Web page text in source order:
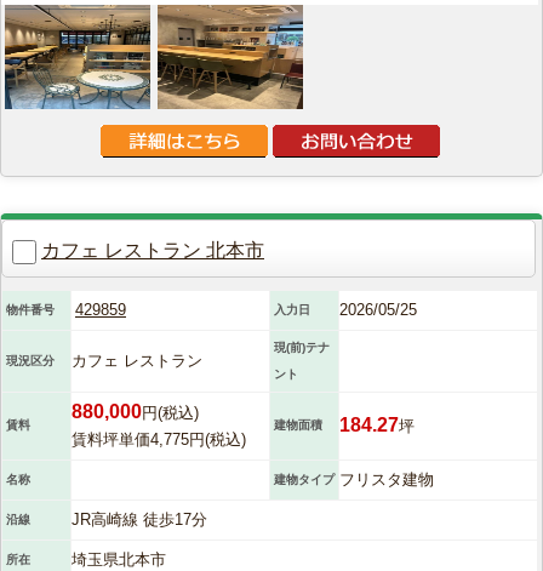
カフェ レストラン 北本市
物件番号 429859 入力日 2026/05/25
現況区分 カフェ レストラン
現(前)テナ
ント
賃料
880,000円(税込)
賃料坪単価4,775円(税込)
建物面積 184.27坪
名称 建物タイプ フリスタ建物
沿線 JR高崎線 徒歩17分
所在 埼玉県北本市